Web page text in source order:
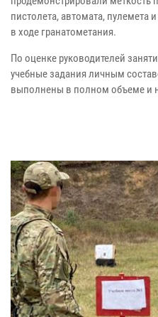
пистолета, автомата, пулемета
в ходе гранатометания.
По оценке руководителей
учебные задания личным
выполнены в полном объеме и